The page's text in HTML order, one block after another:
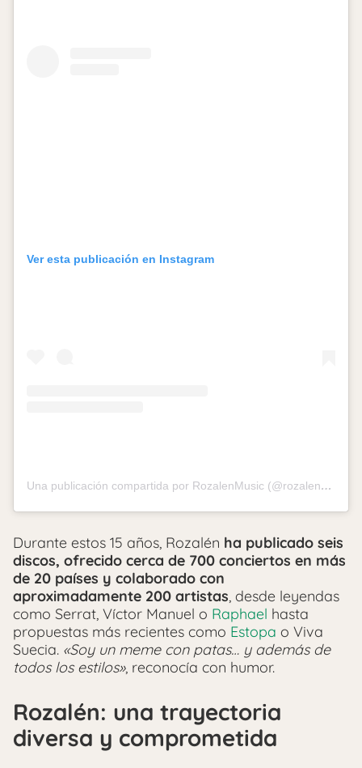
Ver esta publicación en Instagram
Una publicación compartida por RozalenMusic (@rozalenmusic)
Durante estos 15 años, Rozalén ha publicado seis
discos, ofrecido cerca de 700 conciertos en más
de 20 países y colaborado con
aproximadamente 200 artistas, desde leyendas
como Serrat, Víctor Manuel o Raphael hasta
propuestas más recientes como Estopa o Viva
Suecia. «Soy un meme con patas… y además de
todos los estilos», reconocía con humor.
Rozalén: una trayectoria
diversa y comprometida